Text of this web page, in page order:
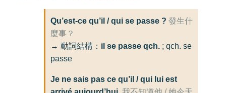
Qu’est-ce qu’il / qui se passe ? 發生什
麼事？
→ 動詞結構： il se passe qch. ; qch. se
passe
Je ne sais pas ce qu’il / qui lui est